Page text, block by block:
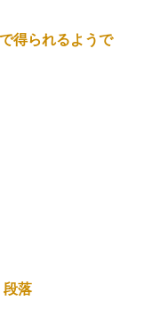
得られるようで
段落